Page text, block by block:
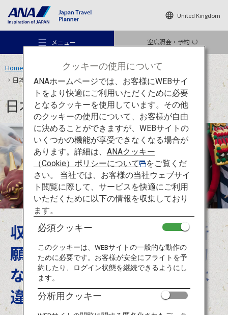
United Kingdom
メニュー 空席照会・予約
おすすめの旅
旅のアイデア
行き先
旅のお役立ち情報
ANA サービス
Home 旅のアイデア 特集
ANA OMATSURI TOURISM PROJECT
日本の秋の祭り8選
日本の秋の祭り8選
収穫の感謝と翌年の豊作を祈
願する秋祭り。数々の個性的
な秋祭りは、他のお祭りとは
違った楽しみがあります。
クッキーの使用について
ANAホームページでは、お客様にWEBサイ
トをより快適にご利用いただくために必要
となるクッキーを使用しています。その他
のクッキーの使用について、お客様が自由
に決めることができますが、WEBサイトの
いくつかの機能が享受できなくなる場合が
あります。詳細は、 ANAクッキー
（Cookie）ポリシーについて
をご覧くだ
さい。 当社では、お客様の当社ウェブサイ
ト閲覧に際して、サービスを快適にご利用
いただくために以下の情報を収集しており
ます。
必須クッキー
このクッキーは、WEBサイトの一般的な動作の
ために必要です。お客様が安全にフライトを予
約したり、ログイン状態を継続できるようにし
ます。
分析用クッキー